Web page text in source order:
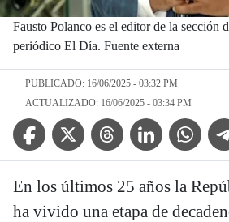
Fausto Polanco es el editor de la sección
periódico El Día. Fuente externa
PUBLICADO: 16/06/2025 - 03:32 PM
ACTUALIZADO: 16/06/2025 - 03:34 PM
Facebook IconTwitter IconThreads IconLinkedin Icon
WhatsApp
En los últimos 25 años la
ha vivido una etapa de